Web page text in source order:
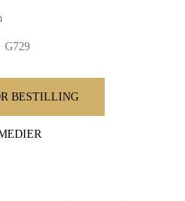
G729
BESTILLING